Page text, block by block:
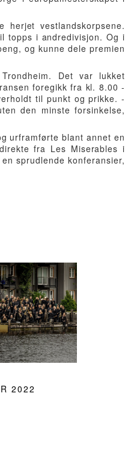
vestlandskorpsene.
topps i andredivisjon. Og i
og kunne dele premien
Det var lukket
foregikk fra kl. 8.00 -
til punkt og prikke. -
den minste forsinkelse,
urframførte blant annet en
fra Les Miserables i
sprudlende konferansier,
2022